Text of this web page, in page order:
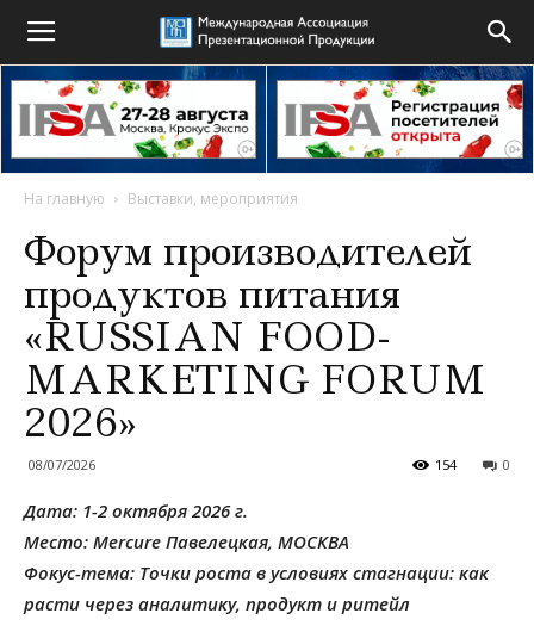
На главную Выставки, мероприятия
Форум производителей
продуктов питания
«RUSSIAN FOOD-
MARKETING FORUM
2026»
08/07/2026 0
154
Дата: 1-2 октября 2026 г.
Место: Mercure Павелецкая, МОСКВА
Фокус-тема: Точки роста в условиях стагнации: как
расти через аналитику, продукт и ритейл